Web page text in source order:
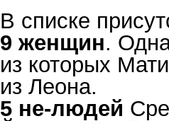
В списке
9 женщин.
из которых
из Леона.
5 не-людей